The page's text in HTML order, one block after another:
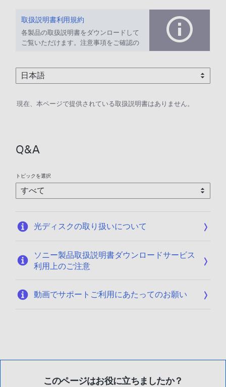
取扱説明書利用規約
各製品の取扱説明書をダウンロードして
ご覧いただけます。注意事項をご確認の
現在、本ページで提供されている取扱説明書はありません。
Q&A
トピックを選択
光ディスクの取り扱いについて
ソニー製品取扱説明書ダウンロードサービス
利用上のご注意
動画でサポートご利用にあたってのお願い
このページはお役に立ちましたか？